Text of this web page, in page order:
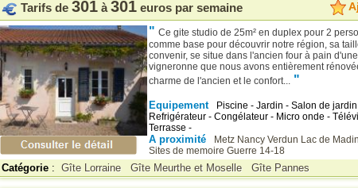
Tarifs de 301 à 301 euros par semaine
" Ce gite studio de 25m² en duplex pour 2
comme base pour découvrir notre région, sa
convenir, se situe dans l'ancien four à pain
vigneronne que nous avons entièrement
charme de l'ancien et le confort... "
Equipement
Piscine - Jardin - Salon de
Refrigérateur - Congélateur - Micro onde -
Terrasse -
A proximité Metz Nancy Verdun Lac de
Sites de memoire Guerre 14-18
Catégorie : Gîte Lorraine Gîte Meurthe et Moselle Gîte Pannes